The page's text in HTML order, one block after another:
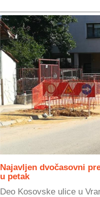
Najavljen dvočasovni
u petak
Deo Kosovske ulice u